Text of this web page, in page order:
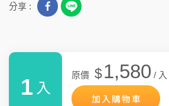
分享 :
1 入
原價 $1,580 / 入
加入購物車